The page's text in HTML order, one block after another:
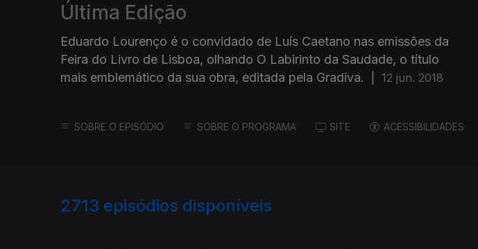
Última Edição
Eduardo Lourenço é o convidado de Luís Caetano nas emissões da
Feira do Livro de Lisboa, olhando O Labirinto da Saudade, o título
mais emblemático da sua obra, editada pela Gradiva.
12 jun. 2018
SOBRE O EPISÓDIO SOBRE O PROGRAMA SITE ACESSIBILIDADES
2713 episódios disponíveis